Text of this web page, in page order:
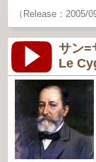
（Release：2005/
サン=
Le